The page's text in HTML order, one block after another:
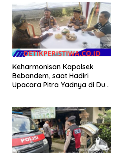
Keharmonisan Kapolsek
Bebandem, saat Hadiri
Upacara Pitra Yadnya di Dua